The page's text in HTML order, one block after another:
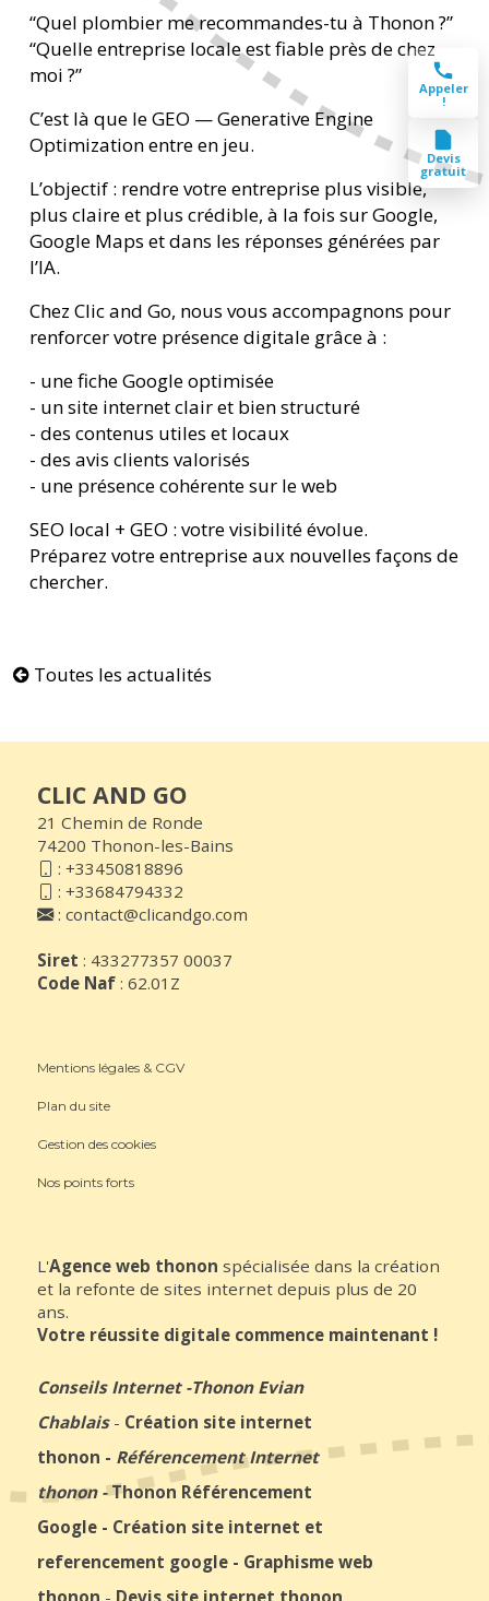
“Quel plombier me recommandes-tu à Thonon ?”
“Quelle entreprise locale est fiable près de chez
moi ?”
C’est là que le GEO — Generative Engine
Optimization entre en jeu.
L’objectif : rendre votre entreprise plus visible,
plus claire et plus crédible, à la fois sur Google,
Google Maps et dans les réponses générées par
l’IA.
Chez Clic and Go, nous vous accompagnons pour
renforcer votre présence digitale grâce à :
- une fiche Google optimisée
- un site internet clair et bien structuré
- des contenus utiles et locaux
- des avis clients valorisés
- une présence cohérente sur le web
SEO local + GEO : votre visibilité évolue.
Préparez votre entreprise aux nouvelles façons de
chercher.
Toutes les actualités
CLIC AND GO
21 Chemin de Ronde
74200 Thonon-les-Bains
: +33450818896
: +33684794332
: contact@clicandgo.com
Siret : 433277357 00037
Code Naf : 62.01Z
Mentions légales & CGV
Plan du site
Gestion des cookies
Nos points forts
L'Agence web thonon spécialisée dans la création
et la refonte de sites internet depuis plus de 20
ans.
Votre réussite digitale commence maintenant !
Conseils Internet-Thonon Evian
Chablais- Création site internet
thonon - Référencement Internet
thonon-Thonon Référencement
Google - Création site internet et
referencement google - Graphisme web
Appeler
!
Devis
gratuit